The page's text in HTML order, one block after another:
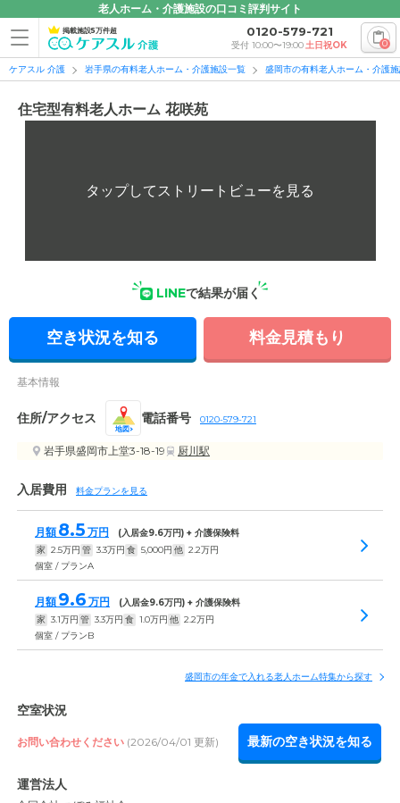
老人ホーム・介護施設の口コミ評判サイト
掲載施設5万件超 0120-579-721
受付 10:00〜19:00土日祝OK 0
ケアスル 介護 岩手県の有料老人ホーム・介護施設一覧 盛岡市の有料老人ホーム・介護
住宅型有料老人ホーム 花咲苑
LINEで結果が届く
空き状況を知る 料金見積もり
基本情報
住所/アクセス
地図
電話番号 0120-579-721
岩手県盛岡市上堂3-18-19 厨川駅
入居費用 料金プランを見る
月額 8.5 万円 (入居金9.6万円) + 介護保険料
家 2.5万円 管 3.3万円 食 5,000円 他 2.2万円
個室 / プランA
月額 9.6 万円 (入居金9.6万円) + 介護保険料
家 3.1万円 管 3.3万円 食 1.0万円 他 2.2万円
個室 / プランB
盛岡市の年金で入れる老人ホーム特集から探す
空室状況
お問い合わせください (2026/04/01 更新) 最新の空き状況を知る
運営法人